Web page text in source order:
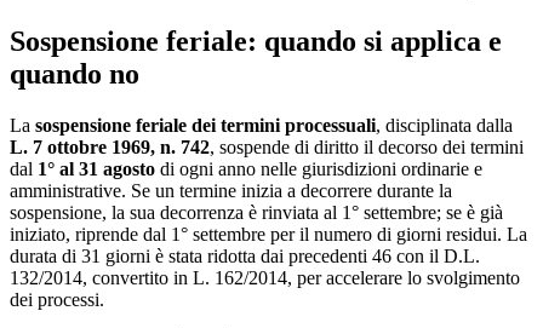
Sospensione feriale: quando si applica e
quando no
La sospensione feriale dei termini processuali, disciplinata dalla
L. 7 ottobre 1969, n. 742, sospende di diritto il decorso dei termini
dal 1° al 31 agosto di ogni anno nelle giurisdizioni ordinarie e
amministrative. Se un termine inizia a decorrere durante la
sospensione, la sua decorrenza è rinviata al 1° settembre; se è già
iniziato, riprende dal 1° settembre per il numero di giorni residui. La
durata di 31 giorni è stata ridotta dai precedenti 46 con il D.L.
132/2014, convertito in L. 162/2014, per accelerare lo svolgimento
dei processi.